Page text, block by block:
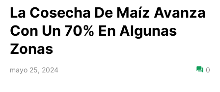
La Cosecha De Maíz Avanza
Con Un 70% En Algunas
Zonas
mayo 25, 2024 0